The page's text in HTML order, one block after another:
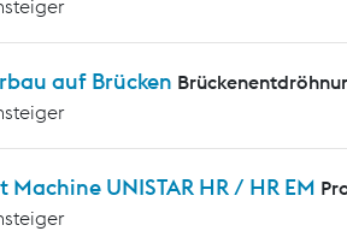
auf Brücken
Machine UNISTAR HR / HR EM